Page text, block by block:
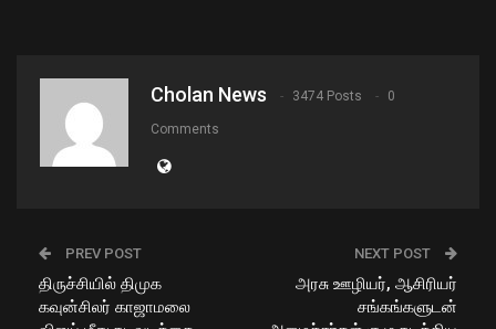
Cholan News 3474 Posts 0
Comments
PREV POST
திருச்சியில் திமுக
கவுன்சிலர் காஜாமலை
NEXT POST
அரசு ஊழியர், ஆசிரியர்
சங்கங்களுடன்